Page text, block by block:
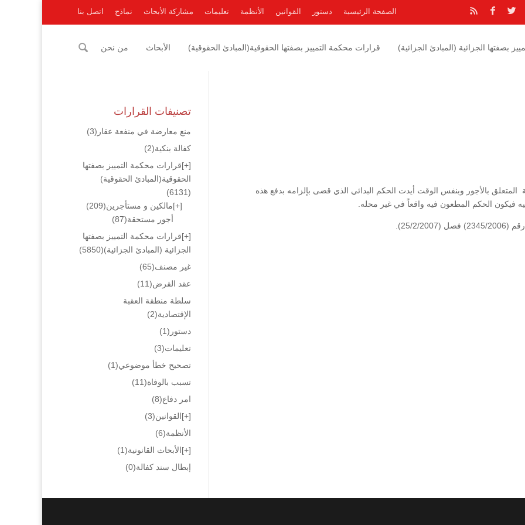
الصفحة الرئيسية دستور القوانين الأنظمة تعليمات مشاركة الأبحاث نماذج اتصل بنا
بصفتها الجزائية (المبادئ الجزائية) قرارات محكمة التمييز بصفتها الحقوقية(المبادئ الحقوقية) الأبحاث من نحن
بالأجور وبنفس الوقت أيدت الحكم البدائي الذي قضى بإلزامه بدفع هذه
فيكون الحكم المطعون فيه واقعاً في غير محله.
2007).
تصنيفات القرارات
منع معارضة في منفعة عقار (3)
كفالة بنكية(2)
[+]قرارات محكمة التمييز بصفتها
الحقوقية(المبادئ الحقوقية)
(6131)
[+]مالكين و مستأجرين(209)
أجور مستحقة(87)
[+]قرارات محكمة التمييز بصفتها
الجزائية (المبادئ الجزائية)(5850)
غير مصنف(65)
عقد القرض(11)
سلطة منطقة العقبة
الإقتصادية(2)
دستور (1)
تعليمات(3)
تصحيح خطأ موضوعي(1)
تسبب بالوفاة(11)
امر دفاع(8)
[+]القوانين(3)
الأنظمة(6)
[+]الأبحاث القانونية(1)
إبطال سند كفالة(0)